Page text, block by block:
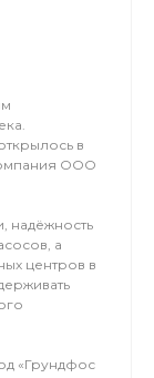
в
ООО
надёжность
а
центров в
«Грундфос